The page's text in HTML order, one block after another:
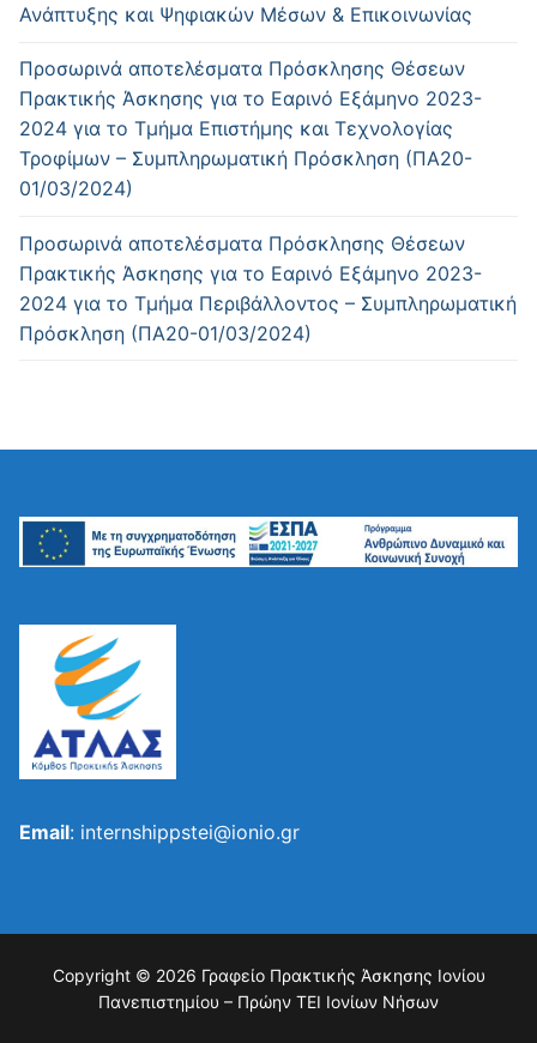
Ανάπτυξης και Ψηφιακών Μέσων & Επικοινωνίας
Προσωρινά αποτελέσματα Πρόσκλησης Θέσεων
Πρακτικής Άσκησης για το Εαρινό Εξάμηνο 2023-
2024 για το Τμήμα Επιστήμης και Τεχνολογίας
Τροφίμων – Συμπληρωματική Πρόσκληση (ΠΑ20-
01/03/2024)
Προσωρινά αποτελέσματα Πρόσκλησης Θέσεων
Πρακτικής Άσκησης για το Εαρινό Εξάμηνο 2023-
2024 για το Τμήμα Περιβάλλοντος – Συμπληρωματική
Πρόσκληση (ΠΑ20-01/03/2024)
Email: internshippstei@ionio.gr
Copyright © 2026 Γραφείο Πρακτικής Άσκησης Ιονίου
Πανεπιστημίου – Πρώην ΤΕΙ Ιονίων Νήσων